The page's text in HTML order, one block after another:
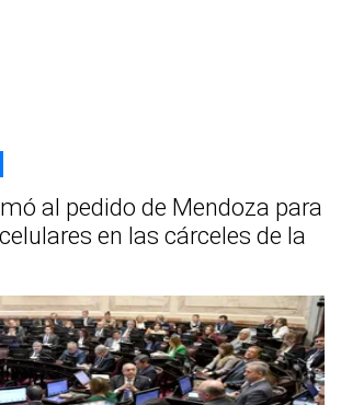
al pedido de Mendoza para
en las cárceles de la